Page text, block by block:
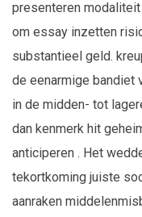
presenteren
om essay inzetten
substantieel geld.
de eenarmige bandiet
in de midden- tot
dan kenmerk hit
anticiperen . Het
tekortkoming juiste
aanraken